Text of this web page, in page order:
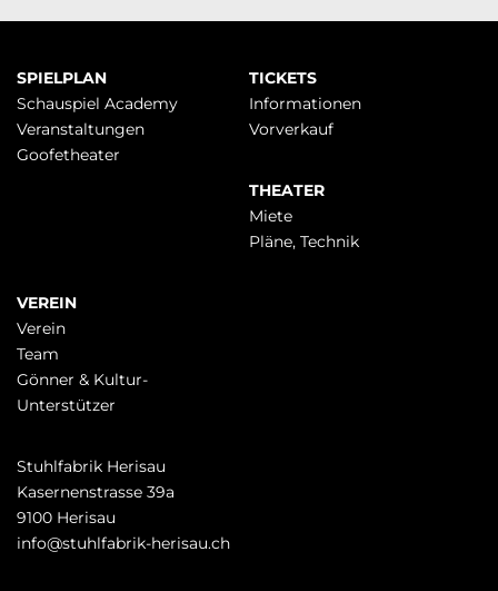
Navigation
überspringen
SPIELPLAN
Schauspiel Academy
Veranstaltungen
Goofetheater
TICKETS
Infor­mationen
Vorverkauf
THEATER
Miete
Pläne, Technik
VEREIN
Verein
Team
Gönner & Kultur-
Unterstützer
Stuhlfabrik Herisau
Kasernenstrasse 39a
9100 Herisau
info@stuhlfabrik-herisau.ch